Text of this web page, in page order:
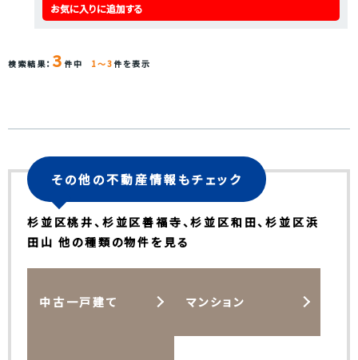
お気に入りに追加する
検索結果： 3 件中 1～3件を表示
その他の不動産情報もチェック
杉並区桃井、杉並区善福寺、杉並区和田、杉並区浜
田山 他の種類の物件を見る
中古一戸建て マンション